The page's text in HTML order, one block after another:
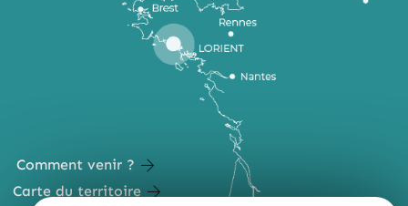
Comment venir ?
Carte du territoire